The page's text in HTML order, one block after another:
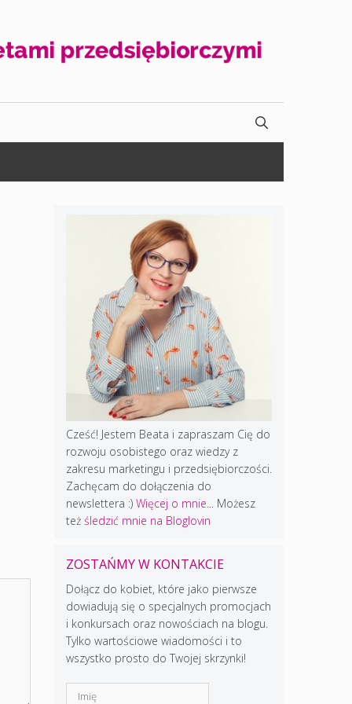
Cześć! Jestem Beata i zapraszam Cię do
rozwoju osobistego oraz wiedzy z
zakresu marketingu i przedsiębiorczości.
Zachęcam do dołączenia do
newslettera :) Więcej o mnie...
Możesz
też śledzić mnie na Bloglovin
ZOSTAŃMY W KONTAKCIE
Dołącz do kobiet, które jako pierwsze
dowiadują się o specjalnych promocjach
i konkursach oraz nowościach na blogu.
Tylko wartościowe wiadomości i to
wszystko prosto do Twojej skrzynki!